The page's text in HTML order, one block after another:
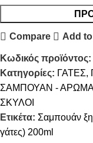
Compare Add
Κωδικός προϊόντος:
Κατηγορίες: ΓΑΤΕΣ,
ΣΑΜΠΟΥΑΝ -
ΣΚΥΛΟΙ
Ετικέτα: Σαμπουάν
γάτες) 200ml